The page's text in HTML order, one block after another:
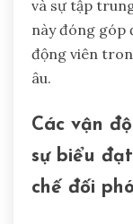
và sự tập
này đóng góp
động viên
âu.
Các vận
sự biểu
chế đối